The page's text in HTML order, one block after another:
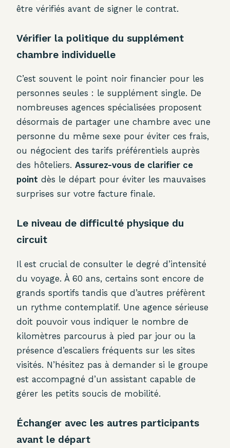
être vérifiés avant de signer le contrat.
Vérifier la politique du supplément
chambre individuelle
C’est souvent le point noir financier pour les
personnes seules : le supplément single. De
nombreuses agences spécialisées proposent
désormais de partager une chambre avec une
personne du même sexe pour éviter ces frais,
ou négocient des tarifs préférentiels auprès
des hôteliers. Assurez-vous de clarifier ce
point dès le départ pour éviter les mauvaises
surprises sur votre facture finale.
Le niveau de difficulté physique du
circuit
Il est crucial de consulter le degré d’intensité
du voyage. À 60 ans, certains sont encore de
grands sportifs tandis que d’autres préfèrent
un rythme contemplatif. Une agence sérieuse
doit pouvoir vous indiquer le nombre de
kilomètres parcourus à pied par jour ou la
présence d’escaliers fréquents sur les sites
visités. N’hésitez pas à demander si le groupe
est accompagné d’un assistant capable de
gérer les petits soucis de mobilité.
Échanger avec les autres participants
avant le départ